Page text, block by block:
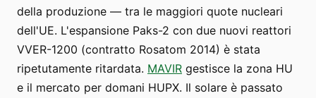
della produzione — tra le maggiori quote nucleari
dell'UE. L'espansione Paks-2 con due nuovi reattori
VVER-1200 (contratto Rosatom 2014) è stata
ripetutamente ritardata. MAVIR gestisce la zona HU
e il mercato per domani HUPX. Il solare è passato